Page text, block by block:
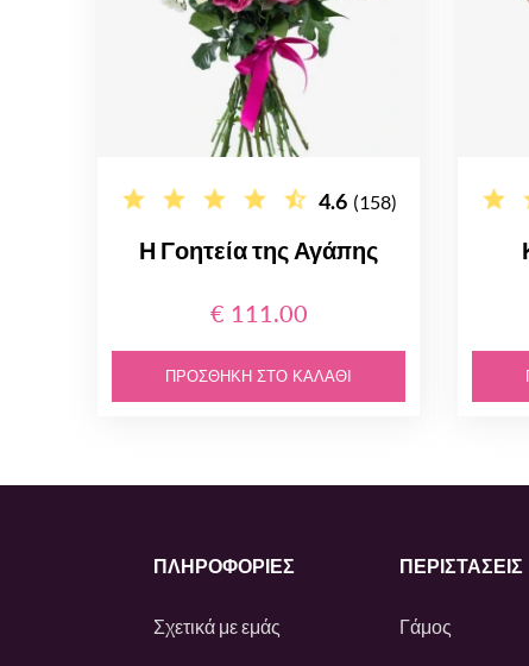
4.6 (158)
Η Γοητεία της Αγάπης
€ 111.00
ΠΡΟΣΘΉΚΗ ΣΤΟ ΚΑΛΆΘΙ
ΠΛΗΡΟΦΟΡΙΕΣ
Σχετικά με εμάς
ΠΕΡΙΣΤΆΣΕΙΣ
Γάμος